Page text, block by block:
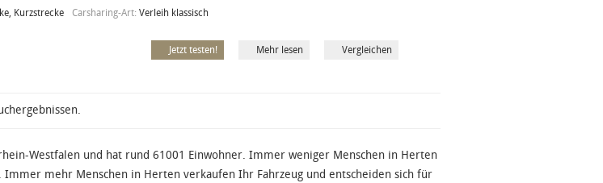
Kurzstrecke Carsharing-Art: Verleih klassisch
Jetzt testen! Mehr lesen Vergleichen
Westfalen und hat rund 61001 Einwohner. Immer weniger Menschen in Herten
Immer mehr Menschen in Herten verkaufen Ihr Fahrzeug und entscheiden sich für